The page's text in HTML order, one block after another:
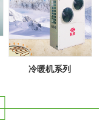
冷暖机系列